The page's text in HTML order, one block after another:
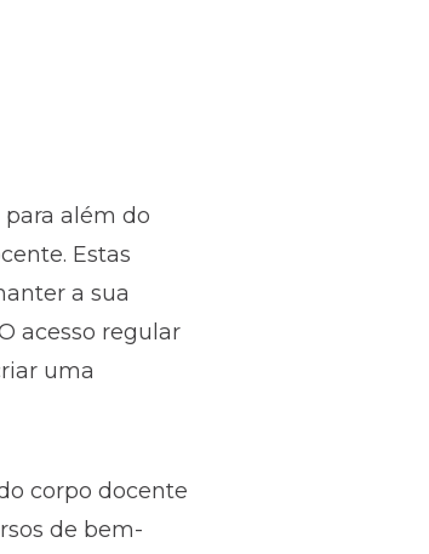
além do
Estas
a sua
acesso regular
uma
corpo docente
de bem-